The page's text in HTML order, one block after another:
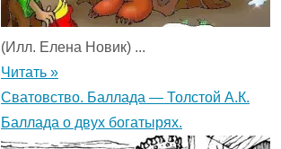
(Илл. Елена Новик) ...
Читать »
Сватовство. Баллада — Толстой А.К.
Баллада о двух богатырях.